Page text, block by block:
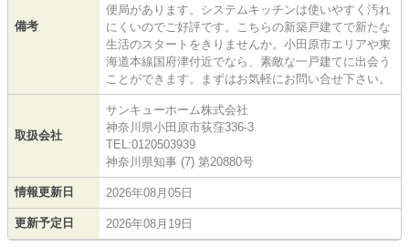
備考
便局があります。システムキッチンは使いやすく汚れ
にくいのでご好評です。こちらの新築戸建てで新たな
生活のスタートをきりませんか。小田原市エリアや東
海道本線国府津付近でなら、素敵な一戸建てに出会う
ことができます。まずはお気軽にお問い合せ下さい。
取扱会社
サンキューホーム株式会社
神奈川県小田原市荻窪336-3
TEL:0120503939
神奈川県知事 (7) 第20880号
情報更新日 2026年08月05日
更新予定日 2026年08月19日